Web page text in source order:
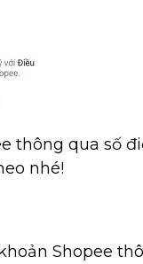
thông qua số
nhé!
Shopee